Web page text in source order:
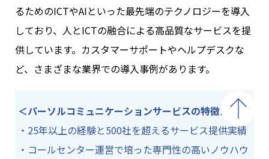
るためのICTやAIといった最先端のテクノロジーを導入
しており、人とICTの融合による高品質なサービスを提
供しています。カスタマーサポートやヘルプデスクな
ど、さまざまな業界での導入事例があります。
＜パーソルコミュニケーションサービスの特徴＞
・25年以上の経験と500社を超えるサービス提供実績
・コールセンター運営で培った専門性の高いノウハウ